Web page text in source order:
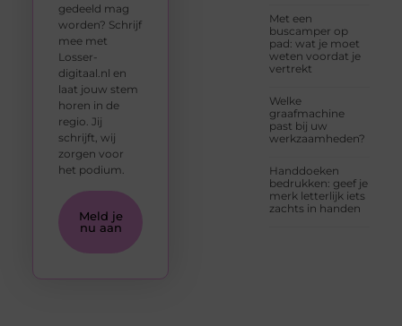
Met een
buscamper op
pad: wat je moet
weten voordat je
vertrekt
Welke
graafmachine
past bij uw
werkzaamheden?
Handdoeken
bedrukken: geef je
merk letterlijk iets
zachts in handen
gedeeld mag
worden? Schrijf
mee met
Losser-
digitaal.nl en
laat jouw stem
horen in de
regio. Jij
schrijft, wij
zorgen voor
het podium.
Meld je
nu aan